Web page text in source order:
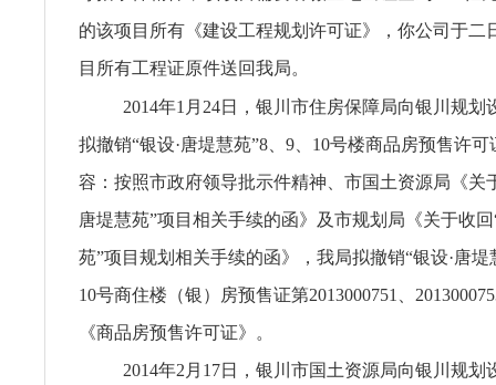
的该项目所有《建设工程规划许可证》，你公司于二
目所有工程证原件送回我局。
2014年1月24日，银川市住房保障局向银川规划
拟撤销“银设·唐堤慧苑”8、9、10号楼商品房预售许
容：按照市政府领导批示件精神、市国土资源局《关
唐堤慧苑”项目相关手续的函》及市规划局《关于收回
苑”项目规划相关手续的函》，我局拟撤销“银设·唐堤
10号商住楼（银）房预售证第2013000751、
《商品房预售许可证》。
2014年2月17日，银川市国土资源局向银川规划